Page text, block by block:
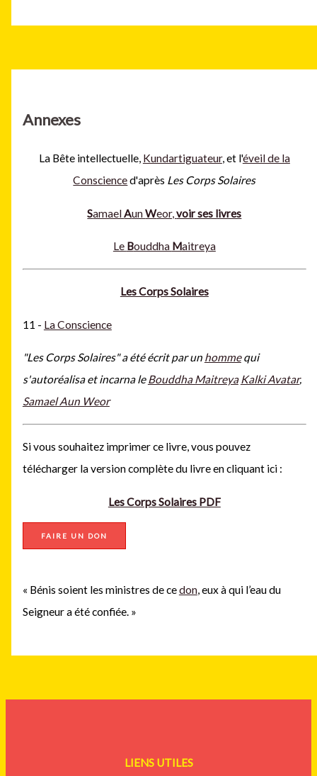
Annexes
La Bête intellectuelle, Kundartiguateur, et l'éveil de la
Conscienced'après Les Corps Solaires
SamaelAunWeor,voir ses livres
Le Bouddha Maitreya
Les Corps Solaires
11 - La Conscience
"Les Corps Solaires" a été écritpar un hommequi
s'autoréalisa et incarna leBouddha Maitreya Kalki Avatar,
Samael Aun Weor
Si vous souhaitez imprimer ce livre, vous pouvez
télécharger la version complète du livre encliquant ici :
Les Corps Solaires PDF
FAIRE UN DON
« Bénis soient les ministres de cedon, eux à qui l’eau du
Seigneur a été confiée. »
LIENS UTILES